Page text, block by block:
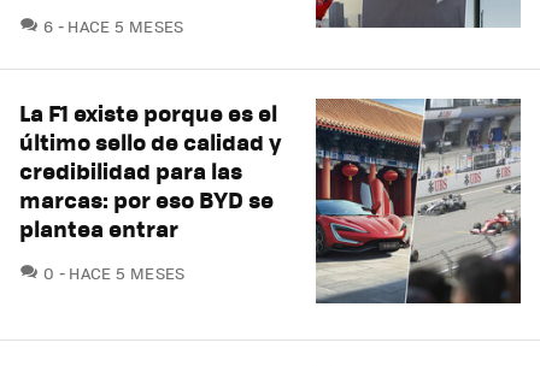
6 COMENTARIOS
HACE 5 MESES
La F1 existe porque es el
último sello de calidad y
credibilidad para las
marcas: por eso BYD se
plantea entrar
0 COMENTARIOS
HACE 5 MESES